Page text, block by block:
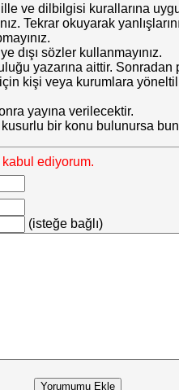
ve dilbilgisi kurallarına
Tekrar okuyarak
dışı sözler kullanmayınız.
yazarına aittir.
kişi veya kurumlara
yayına verilecektir.
kusurlu bir konu bulunursa
kabul ediyorum.
(isteğe bağlı)